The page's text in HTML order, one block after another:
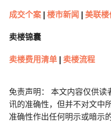
成交个案| 楼市新闻 美联
卖楼锦囊
卖楼费用清单| 卖楼流程
免责声明： 本文内容仅供读
讯的准确性，但并不对文中
准确性作出任何明示或暗示